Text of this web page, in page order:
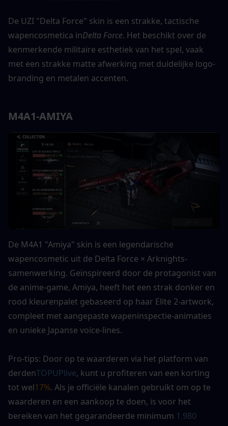
De UZI "Delta Force" skin is een strakke, tactische
wapencosmetica inDelta Force. Het beschikt over de
kenmerkende militaire esthetiek van het spel, vaak
met een strakke matte afwerking met duidelijke logo-
branding en metalen accenten.
M4A1-AMIYA
De M4A1 "Amiya" skin is een legendarische
wapencosmetic uit de Delta Force × Arknights-
samenwerking. Geïnspireerd door de protagonist van
de anime-game, Amiya, heeft het een strak donker en
rood kleurenpalet gebaseerd op haar Elite 2-artwork,
compleet met aangepaste wapeninspectie-animaties
en unieke Japanse voice-lines.
Pro-tips: Door op te waarderen via het platform van
derdenTOPUPlive, kunt u profiteren van een korting
tot wel17%. Als je officiële kanalen gebruikt om op te
waarderen en een aankoop te doen, is voor het
bereiken van het gegarandeerde minimum 1.980